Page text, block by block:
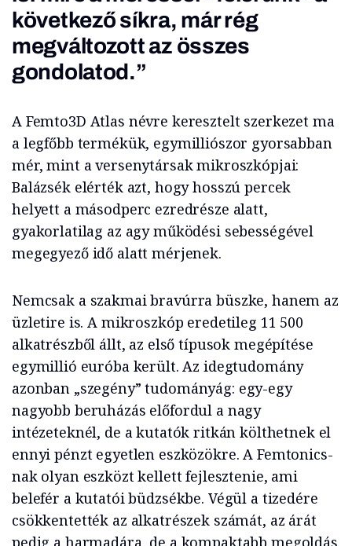
következő síkra, már rég
megváltozott az összes
gondolatod.”
A Femto3D Atlas névre keresztelt szerkezet ma
a legfőbb termékük, egymilliószor gyorsabban
mér, mint a versenytársak mikroszkópjai:
Balázsék elérték azt, hogy hosszú percek
helyett a másodperc ezredrésze alatt,
gyakorlatilag az agy működési sebességével
megegyező idő alatt mérjenek.
Nemcsak a szakmai bravúrra büszke, hanem az
üzletire is. A mikroszkóp eredetileg 11 500
alkatrészből állt, az első típusok megépítése
egymillió euróba került. Az idegtudomány
azonban „szegény” tudományág: egy-egy
nagyobb beruházás előfordul a nagy
intézeteknél, de a kutatók ritkán költhetnek el
ennyi pénzt egyetlen eszközökre. A Femtonics-
nak olyan eszközt kellett fejlesztenie, ami
belefér a kutatói büdzsékbe. Végül a tizedére
csökkentették az alkatrészek számát, az árát
pedig a harmadára, de a kompaktabb megoldás